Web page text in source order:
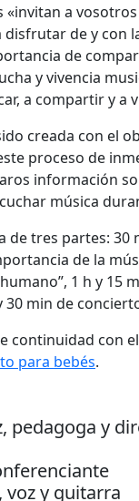
«invitan a
de y con
de
y vivencia
a compartir y a
creada con el
proceso de
información
música
de tres partes: 30
de la
1 h y 15
30 min de
continuidad con el
para bebés.
pedagoga y
voz y guitarra